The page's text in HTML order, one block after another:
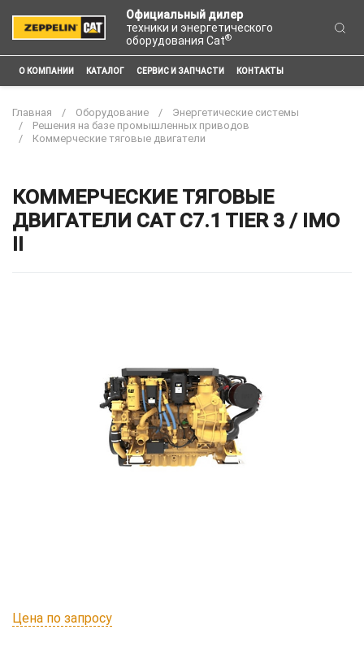
Официальный дилер
техники и энергетического
оборудования Cat®
О КОМПАНИИ КАТАЛОГ СЕРВИС И ЗАПЧАСТИ КОНТАКТЫ
Главная Оборудование
Энергетические системы
Решения на базе промышленных приводов
Коммерческие тяговые двигатели
КОММЕРЧЕСКИЕ ТЯГОВЫЕ
ДВИГАТЕЛИ CAT C7.1 TIER 3 / IMO
II
Цена по запросу